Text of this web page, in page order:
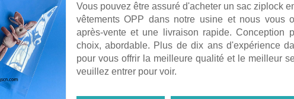
Vous pouvez être assuré d'acheter un sac ziplock
vêtements OPP dans notre usine et nous vous
après-vente et une livraison rapide. Conception
choix, abordable. Plus de dix ans d'expérience
pour vous offrir la meilleure qualité et le meilleur
veuillez entrer pour voir.